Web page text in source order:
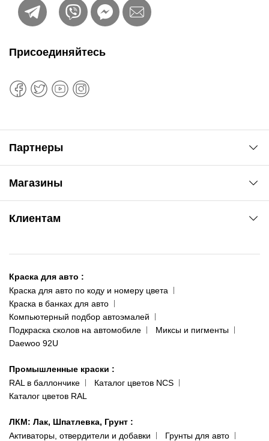
Магазины
ул. Рабочая, 2-а
093 611-39-23
(ориентир: Интайм №40)
Одесса
пр-т Акад. Глушко, 29
066 554-97-70
Клиентам
Доставка и оплата
Сотрудничество
Наши публикации
Публичная оферта
Политика конфиденциальности
Присоединяйтесь
Партнеры
Краска для авто :
Краска для авто по коду и номеру цвета
Краска в банках для авто
Компьютерный подбор автоэмалей
Подкраска сколов на автомобиле
Миксы и пигменты
Daewoo 92U
Промышленные краски :
RAL в баллончике
Каталог цветов NCS
Каталог цветов RAL
ЛКМ: Лак, Шпатлевка, Грунт :
Активаторы, отвердители и добавки
Грунты для авто